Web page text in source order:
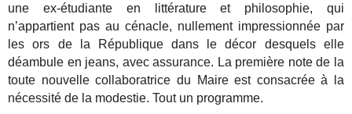
une ex-étudiante en littérature et philosophie, qui
n’appartient pas au cénacle, nullement impressionnée par
les ors de la République dans le décor desquels elle
déambule en jeans, avec assurance. La première note de la
toute nouvelle collaboratrice du Maire est consacrée à la
nécessité de la modestie. Tout un programme.